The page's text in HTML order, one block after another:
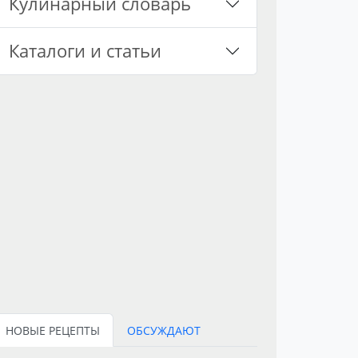
Каталоги и статьи
НОВЫЕ РЕЦЕПТЫ ОБСУЖДАЮТ